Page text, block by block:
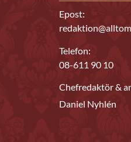
Epost:
Telefon:
08-611 90 10
Chefredaktör &
Daniel Nyhlén